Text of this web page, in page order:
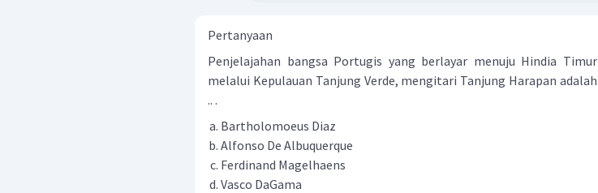
Pertanyaan
Penjelajahan bangsa Portugis yang berlayar menuju Hindia Timur
melalui Kepulauan Tanjung Verde, mengitari Tanjung Harapan adalah
.. .
Bartholomoeus Diaz
Alfonso De Albuquerque
Ferdinand Magelhaens
Vasco DaGama